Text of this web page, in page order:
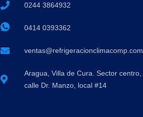
0244 3864932
0414 0393362
ventas@refrigeracionclimacomp.com
Aragua, Villa de Cura. Sector centro,
calle Dr. Manzo, local #14